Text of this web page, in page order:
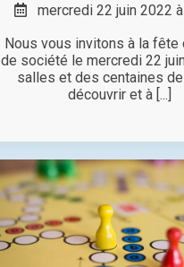
mercredi 22 juin 2022 à
Nous vous invitons à la fête
de société le mercredi 22
salles et des centaines
découvrir et à [...]